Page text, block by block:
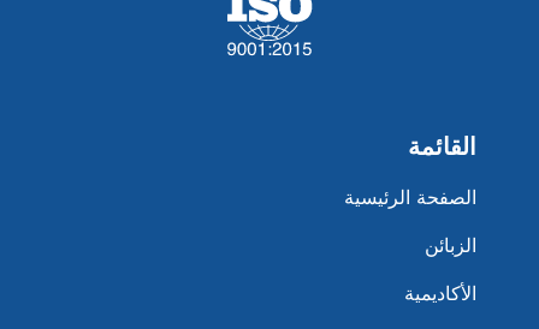
القائمة
الصفحة الرئيسية
الزبائن
الأكاديمية